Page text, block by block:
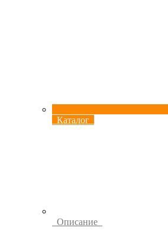
Каталог
Описание